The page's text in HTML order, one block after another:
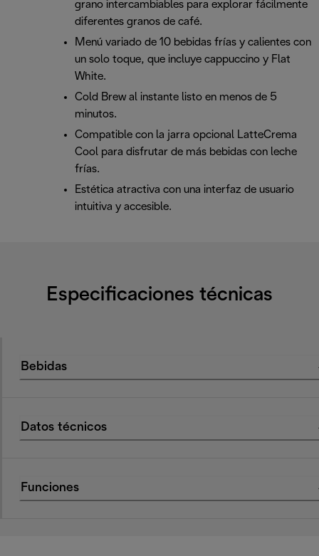
grano intercambiables para explorar fácilmente
diferentes granos de café.
Menú variado de 10 bebidas frías y calientes con
un solo toque, que incluye cappuccino y Flat
White.
Cold Brew al instante listo en menos de 5
minutos.
Compatible con la jarra opcional LatteCrema
Cool para disfrutar de más bebidas con leche
frías.
Estética atractiva con una interfaz de usuario
intuitiva y accesible.
Especificaciones técnicas
Bebidas
Datos técnicos
Funciones